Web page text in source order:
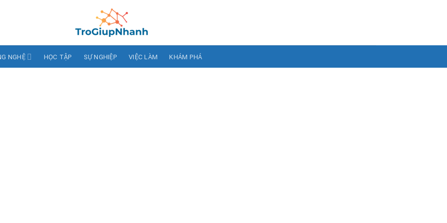
NGHỆ HỌC TẬP SỰ NGHIỆP VIỆC LÀM KHÁM PHÁ